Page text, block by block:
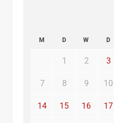
M D W D
1 2 3
7 8 9 10
14 15 16 17